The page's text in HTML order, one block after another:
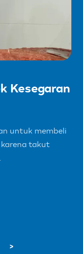
Kesegaran
untuk membeli
takut
>